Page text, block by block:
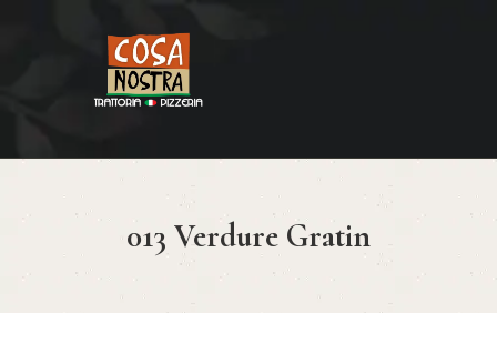
013 Verdure Gratin
HOME
COSA NOSTRA
MENÚ
RESERVAR
CONTACTO